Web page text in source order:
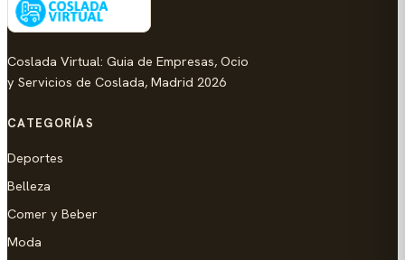
Coslada Virtual: Guia de Empresas, Ocio
y Servicios de Coslada, Madrid 2026
CATEGORÍAS
Deportes
Belleza
Comer y Beber
Moda